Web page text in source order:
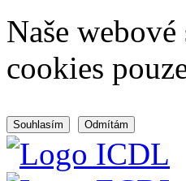
Naše
cookies
Souhlasím Odmítám